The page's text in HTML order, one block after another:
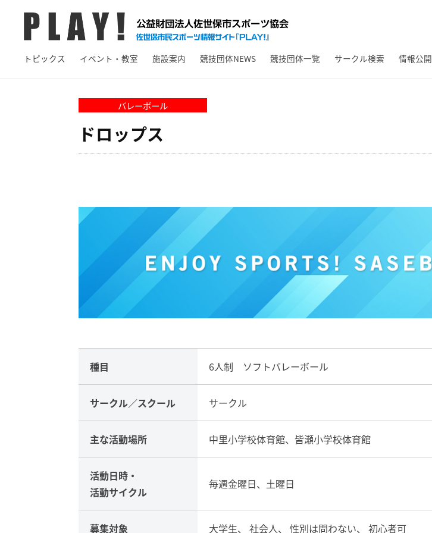
L世
トピックス イベント・教室 施設案内 競技団体NEWS 競技団体一覧 サークル検索 情報公開
バレーボール
ドロップス
種目 6人制 ソフトバレーボール
サークル／スクール サークル
主な活動場所 中里小学校体育館、皆瀬小学校体育館
活動日時・
活動サイクル
毎週金曜日、土曜日
募集対象 大学生、 社会人、 性別は問わない、 初心者可
!